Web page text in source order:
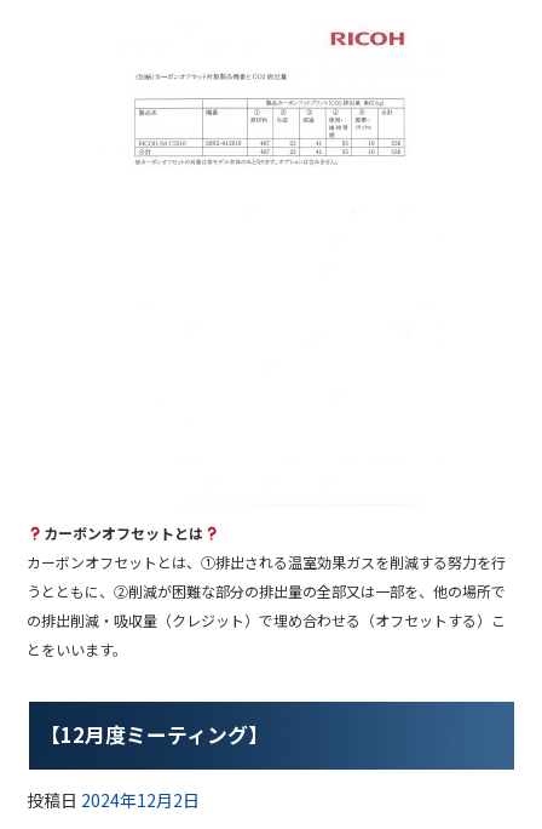
カーボンオフセットとは
カーボンオフセットとは、①排出される温室効果ガスを削減する努力を行
うとともに、②削減が困難な部分の排出量の全部又は一部を、他の場所で
の排出削減・吸収量（クレジット）で埋め合わせる（オフセットする）こ
とをいいます。
【12月度ミーティング】
投稿日 2024年12月2日